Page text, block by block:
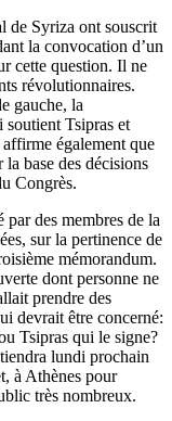
de Syriza ont souscrit
la convocation d’un
cette question. Il ne
révolutionnaires.
gauche, la
soutient Tsipras et
également que
base des décisions
Congrès.
des membres de la
sur la pertinence de
mémorandum.
dont personne ne
prendre des
devrait être concerné:
Tsipras qui le signe?
lundi prochain
à Athènes pour
très nombreux.